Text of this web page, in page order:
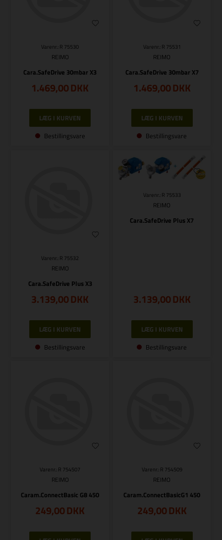
Varenr.: R 75530
REIMO
Cara.SafeDrive 30mbar X3
1.469,00DKK
Bestillingsvare
Varenr.: R 75531
REIMO
Cara.SafeDrive 30mbar X7
1.469,00DKK
Bestillingsvare
Varenr.: R 75532
REIMO
Cara.SafeDrive Plus X3
3.139,00DKK
Bestillingsvare
Varenr.: R 75533
REIMO
Cara.SafeDrive Plus X7
3.139,00DKK
Bestillingsvare
Varenr.: R 754507
REIMO
Caram.ConnectBasic G8 450
249,00DKK
Varenr.: R 754509
REIMO
Caram.ConnectBasicG1 450
249,00DKK